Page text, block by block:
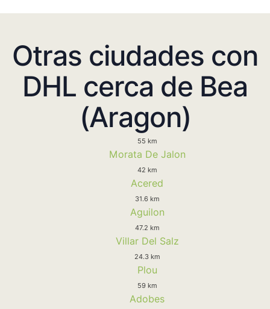
Otras ciudades con
DHL cerca de Bea
(Aragon)
55 km
Morata De Jalon
42 km
Acered
31.6 km
Aguilon
47.2 km
Villar Del Salz
24.3 km
Plou
59 km
Adobes